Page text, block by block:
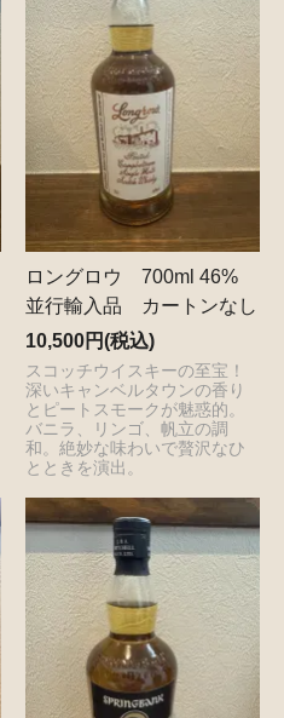
ロングロウ 700ml 46%
並行輸入品 カートンなし
10,500円(税込)
スコッチウイスキーの至宝！
深いキャンベルタウンの香り
とピートスモークが魅惑的。
バニラ、リンゴ、帆立の調
和。絶妙な味わいで贅沢なひ
とときを演出。